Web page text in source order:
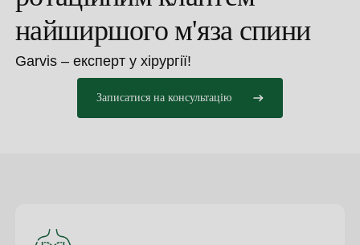
найширшого м'яза спини
Garvis – експерт у хірургії!
Записатися на консультацію